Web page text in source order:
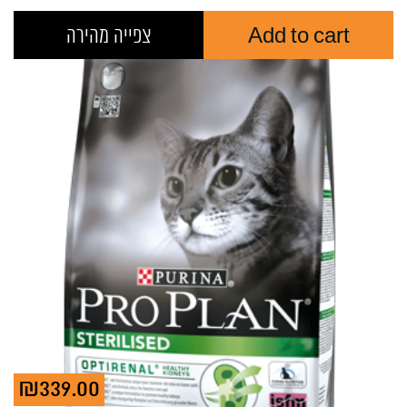
₪339.00
Add to cart צפייה מהירה